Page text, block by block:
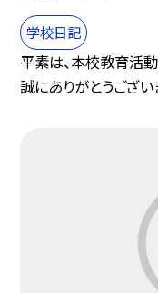
学校日記
平素は、本校教育活
誠にありがとうござい